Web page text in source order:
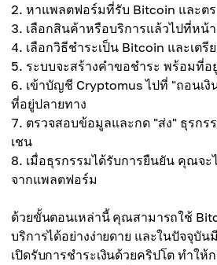
หาแพลตฟอร์มที่รับ Bitcoin และต
เลือกสินค้าหรือบริการแล้วไปที่หน้า
เลือกวิธีชำระเป็น Bitcoin และเตรี
ระบบจะสร้างคำขอชำระ พร้อมที่
เข้าบัญชี Cryptomus ไปที่ "ถอนเงิ
ที่อยู่ปลายทาง
ตรวจสอบข้อมูลและกด "ส่ง" ธุรก
เชน
เมื่อธุรกรรมได้รับการยืนยัน คุณจ
จากแพลตฟอร์ม
ด้วยขั้นตอนเหล่านี้ คุณสามารถใช้
บริการได้อย่างง่ายดาย และในปัจจุบั
เปิดรับการชำระเงินด้วยคริปโต ทำให้